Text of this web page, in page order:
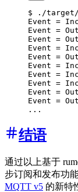
$ ./target/
Event =
Event =
Event =
Event =
Event =
Event =
Event =
Event =
Event =
Event =
结语
通过以上基于
步订阅和发布功
MQTT v5 的新特